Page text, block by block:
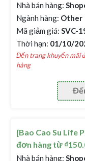
Nhà bán hàng:
Ngành hàng: Other
Mã giảm giá: SVC-
Thời hạn: 01/10/
Đến trang khuyến mãi
hàng
[Bao Cao Su Life
đơn hàng từ
Nhà bán hàng: